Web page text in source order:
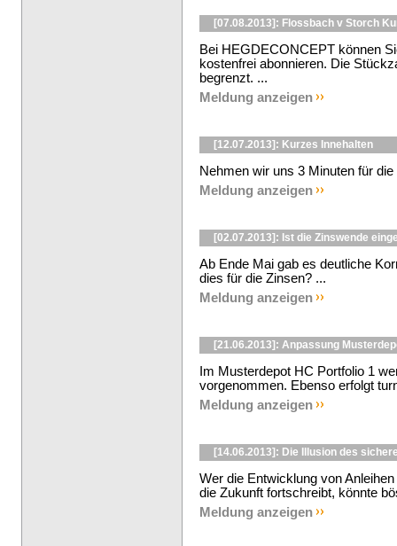
[07.08.2013]: Flossbach v Storch
Bei HEGDECONCEPT können
kostenfrei abonnieren. Die
begrenzt. ...
Meldung anzeigen
[12.07.2013]: Kurzes Innehalten
Nehmen wir uns 3 Minuten für
Meldung anzeigen
[02.07.2013]: Ist die Zinswende
Ab Ende Mai gab es deutliche
dies für die Zinsen? ...
Meldung anzeigen
[21.06.2013]: Anpassung
Im Musterdepot HC Portfolio 1
vorgenommen. Ebenso erfolgt
Meldung anzeigen
[14.06.2013]: Die Illusion des
Wer die Entwicklung von
die Zukunft fortschreibt, könnte
Meldung anzeigen